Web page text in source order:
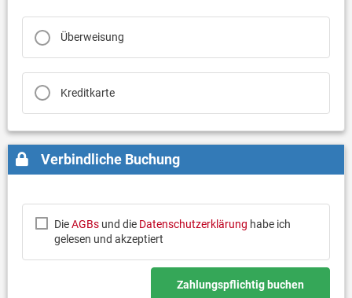
Überweisung
Kreditkarte
Verbindliche Buchung
DieAGBsund die Datenschutzerklärung habe ich
gelesen und akzeptiert
Zahlungspflichtig buchen